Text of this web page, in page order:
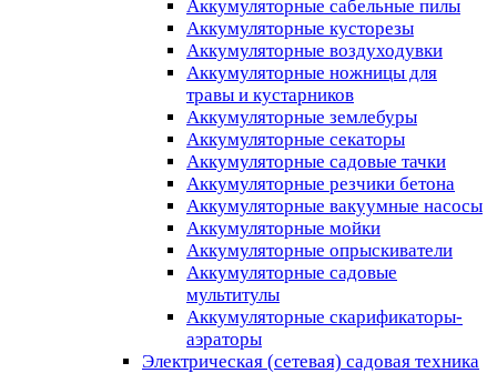
Аккумуляторные сабельные пилы
Аккумуляторные кусторезы
Аккумуляторные воздуходувки
Аккумуляторные ножницы для
травы и кустарников
Аккумуляторные землебуры
Аккумуляторные секаторы
Аккумуляторные садовые тачки
Аккумуляторные резчики бетона
Аккумуляторные вакуумные насосы
Аккумуляторные мойки
Аккумуляторные опрыскиватели
Аккумуляторные садовые
мультитулы
Аккумуляторные скарификаторы-
аэраторы
Электрическая (сетевая) садовая техника